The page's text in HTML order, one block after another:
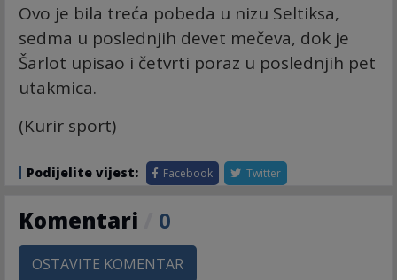
Ovo je bila treća pobeda u nizu Seltiksa,
sedma u poslednjih devet mečeva, dok je
Šarlot upisao i četvrti poraz u poslednjih pet
utakmica.
(Kurir sport)
Podijelite vijest: Facebook Twitter
Komentari 0
OSTAVITE KOMENTAR